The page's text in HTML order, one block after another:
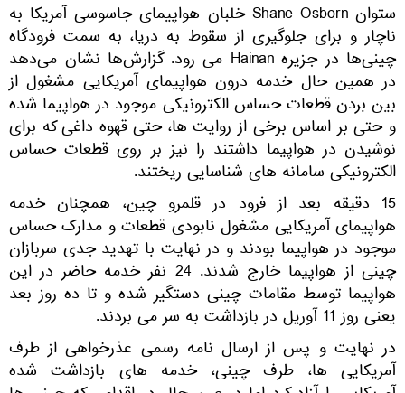
ستوان Shane Osborn خلبان هواپیمای جاسوسی آمریکا به
ناچار و برای جلوگیری از سقوط به دریا، به سمت فرودگاه
چینی‌ها در جزیره Hainan می رود. گزارش‌ها نشان می‌دهد
در همین حال خدمه درون هواپیمای آمریکایی مشغول از
بین بردن قطعات حساس الکترونیکی موجود در هواپیما شده
و حتی بر اساس برخی از روایت ها، حتی قهوه داغی که برای
نوشیدن در هواپیما داشتند را نیز بر روی قطعات حساس
الکترونیکی سامانه های شناسایی ریختند.
15 دقیقه بعد از فرود در قلمرو چین، همچنان خدمه
هواپیمای آمریکایی مشغول نابودی قطعات و مدارک حساس
موجود در هواپیما بودند و در نهایت با تهدید جدی سربازان
چینی از هواپیما خارج شدند. 24 نفر خدمه حاضر در این
هواپیما توسط مقامات چینی دستگیر شده و تا ده روز بعد
یعنی روز 11 آوریل در بازداشت به سر می بردند.
در نهایت و پس از ارسال نامه رسمی عذرخواهی از طرف
آمریکایی ها، طرف چینی، خدمه های بازداشت شده